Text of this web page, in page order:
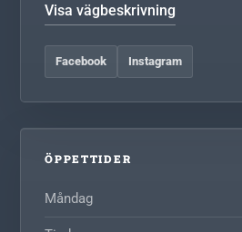
Visa vägbeskrivning
Facebook Instagram
ÖPPETTIDER
Måndag